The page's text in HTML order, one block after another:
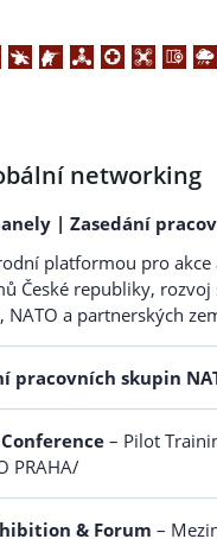
networking
| Zasedání
platformou pro
České republiky,
a partnerských
pracovních skupin
– Pilot
PRAHA/
& Forum –